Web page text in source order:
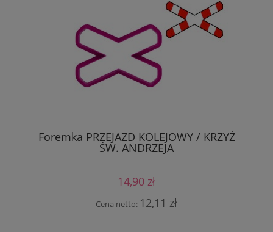
Foremka PRZEJAZD KOLEJOWY / KRZYŻ
ŚW. ANDRZEJA
14,90 zł
Cena netto: 12,11 zł